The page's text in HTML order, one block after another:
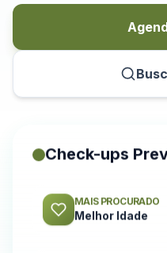
Check-ups
MAIS PROCURADO
Melhor Idade